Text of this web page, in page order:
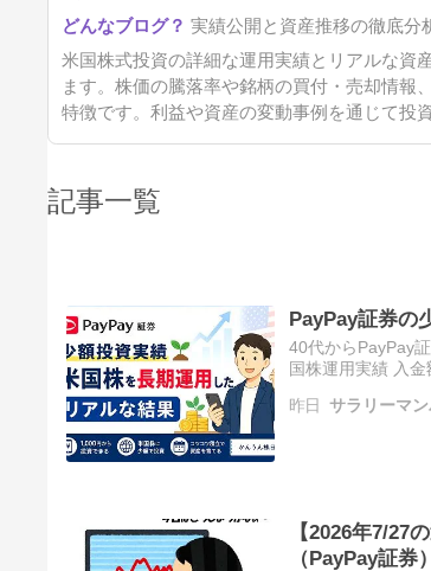
実績公開と資産推移の徹底分
米国株式投資の詳細な運用実績とリアルな資
ます。株価の騰落率や銘柄の買付・売却情報
特徴です。利益や資産の変動事例を通じて投
記事一覧
PayPay証券の
40代からPayPay
国株運用実績 入
昨日 サラリーマ
【2026年7/27
（PayPay証券）